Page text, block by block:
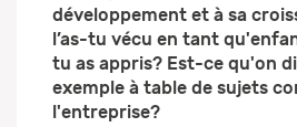
développement et à sa
l’as-tu vécu en tant
tu as appris? Est-ce qu'on
exemple à table de sujets
l'entreprise?